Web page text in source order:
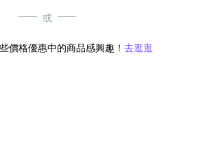
或
價格優惠中的商品感興趣！ 去逛逛